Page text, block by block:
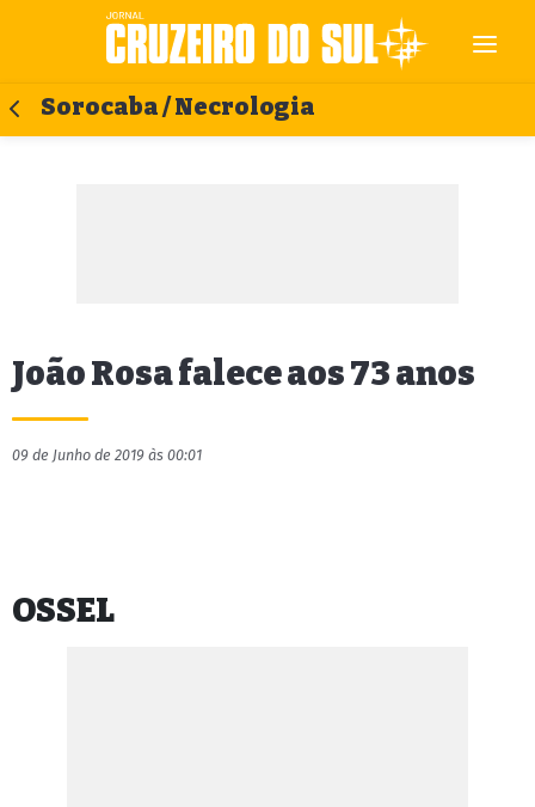
Sorocaba / Necrologia
João Rosa falece aos 73 anos
09 de Junho de 2019 às 00:01
OSSEL